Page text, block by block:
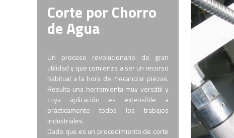
Corte por Chorro
de Agua
Un proceso revolucionario de gran
utilidad y que comienza a ser un recurso
habitual a la hora de mecanizar piezas.
Resulta una herramienta muy versátil y
cuya aplicación es extensible a
prácticamente todos los trabajos
industriales.
Dado que es un procedimiento de corte